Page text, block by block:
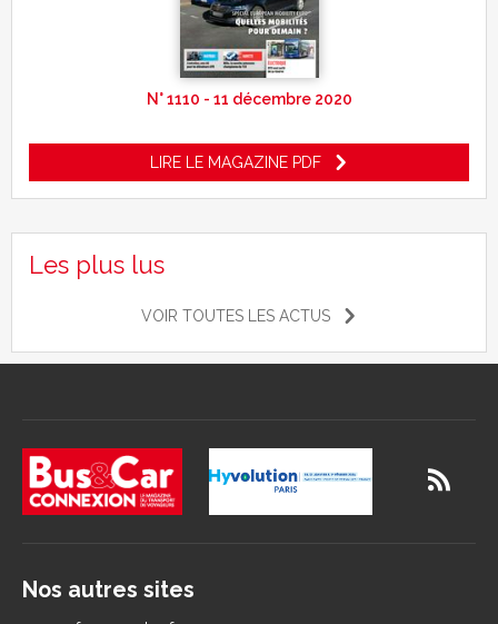
N° 1110 - 11 décembre 2020
LIRE LE MAGAZINE PDF
Les plus lus
VOIR TOUTES LES ACTUS
Nos autres sites